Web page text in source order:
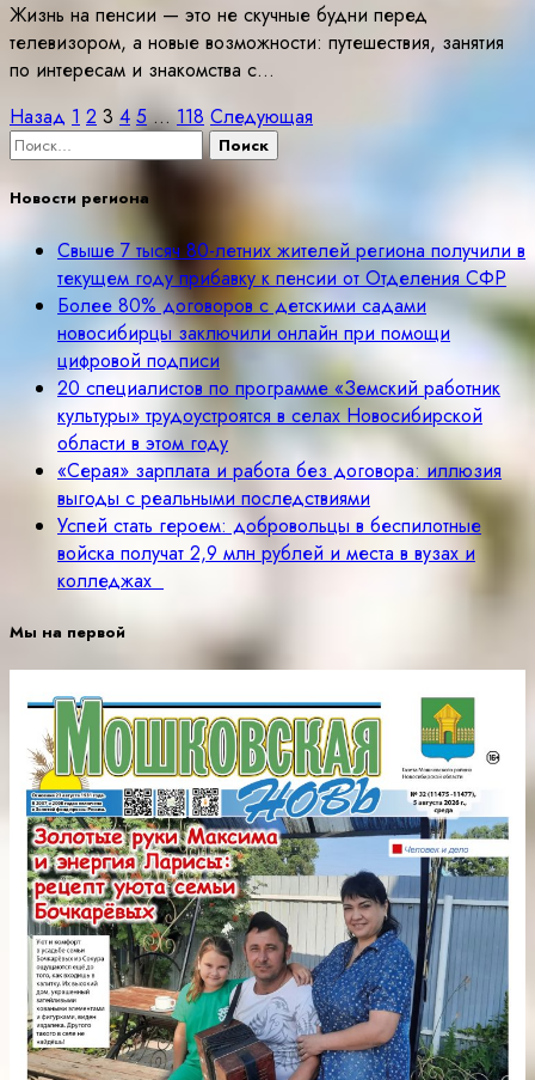
Жизнь на пенсии — это не скучные будни перед
телевизором, а новые возможности: путешествия, занятия
по интересам и знакомства с…
Пагинация
записей
Назад 1 2 3 4 5 … 118 Следующая
Найти:
Новости региона
Свыше 7 тысяч 80-летних жителей региона получили в
текущем году прибавку к пенсии от Отделения СФР
Более 80% договоров с детскими садами
новосибирцы заключили онлайн при помощи
цифровой подписи
20 специалистов по программе «Земский работник
культуры» трудоустроятся в селах Новосибирской
области в этом году
«Серая» зарплата и работа без договора: иллюзия
выгоды с реальными последствиями
Успей стать героем: добровольцы в беспилотные
войска получат 2,9 млн рублей и места в вузах и
колледжах
Мы на первой